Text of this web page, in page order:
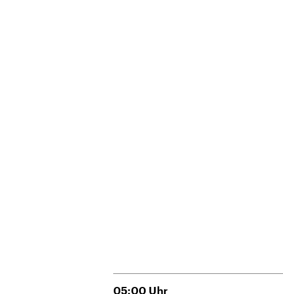
05:00 Uhr